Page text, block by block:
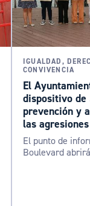
IGUALDAD,
CONVIVENCIA
El
dispositivo de
prevención y
las
El punto de
Boulevard